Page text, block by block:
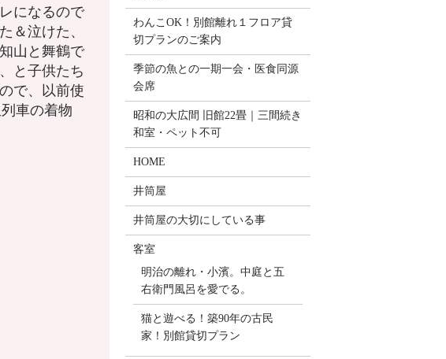
になるので
＆泣けた、
山と舞鶴で
と子供たち
で、以前使
車の着物
わんこOK！別館離れ１フロア貸
切プランのご案内
季節の魚との一期一会・医食同源
会席
昭和の大広間 旧館22畳｜三間続き
和室・ペット不可
HOME
井筒屋
井筒屋の大切にしている事
客室
明治の離れ・小濱。中庭と五
右衛門風呂を愛でる。
猫と遊べる！築90年の古民
家！別館貸切プラン